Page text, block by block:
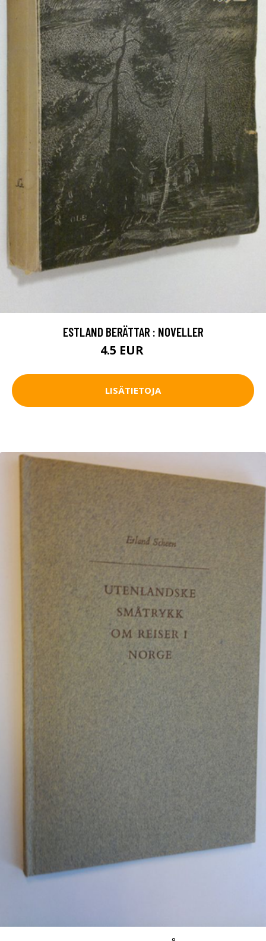
ESTLAND BERÄTTAR : NOVELLER
4.5 EUR
LISÄTIETOJA